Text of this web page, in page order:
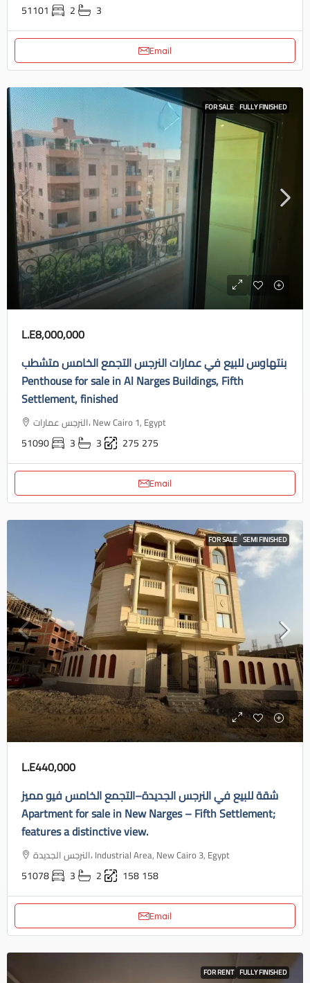
51101 2 3
Email
FOR SALE FULLY FINISHED
L.E8,000,000
بنتهاوس للبيع في عمارات النرجس التجمع الخامس متشطب
Penthouse for sale in Al Narges Buildings, Fifth
Settlement, finished
النرجس عمارات، New Cairo 1, Egypt
51090 3 3 275 275
Email
FOR SALE SEMI FINISHED
L.E440,000
شقة للبيع في النرجس الجديدة–التجمع الخامس فيو مميز
Apartment for sale in New Narges – Fifth Settlement;
features a distinctive view.
النرجس الجديدة، Industrial Area, New Cairo 3, Egypt
51078 3 2 158158
Email
FOR RENT FULLY FINISHED